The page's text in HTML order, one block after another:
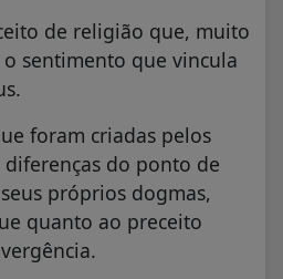
de religião que, muito
sentimento que vincula
foram criadas pelos
do ponto de
próprios dogmas,
quanto ao preceito